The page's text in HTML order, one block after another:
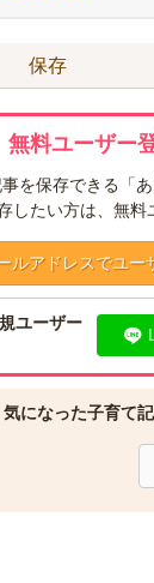
保存
無料ユーザー
を保存できる「
したい方は、無料
ルアドレスでユー
ユーザー
気になった子育て